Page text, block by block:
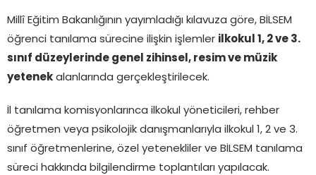
Millî Eğitim Bakanlığının yayımladığı kılavuza göre, BİLSEM
öğrenci tanılama sürecine ilişkin işlemler ilkokul 1, 2 ve 3.
sınıf düzeylerinde genel zihinsel, resim ve müzik
yetenek alanlarında gerçekleştirilecek.
İl tanılama komisyonlarınca ilkokul yöneticileri, rehber
öğretmen veya psikolojik danışmanlarıyla ilkokul 1, 2 ve 3.
sınıf öğretmenlerine, özel yetenekliler ve BİLSEM tanılama
süreci hakkında bilgilendirme toplantıları yapılacak.